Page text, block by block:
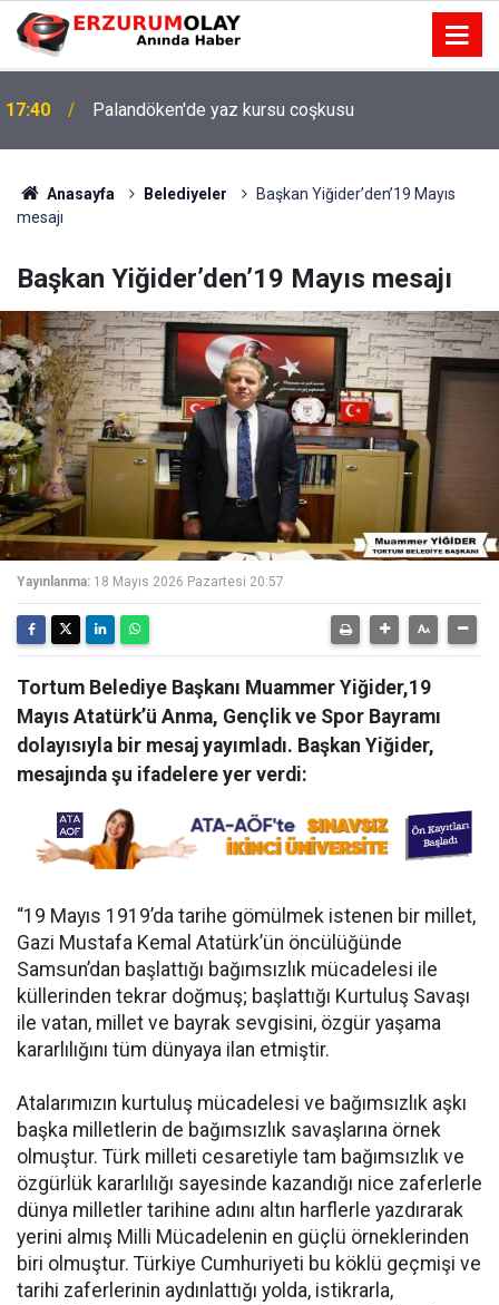
17:40 Palandöken'de yaz kursu coşkusu
Anasayfa Belediyeler
Başkan Yiğider’den’19 Mayıs
mesajı
Başkan Yiğider’den’19 Mayıs mesajı
Yayınlanma: 18 Mayıs 2026 Pazartesi 20:57
Tortum Belediye Başkanı Muammer Yiğider,19
Mayıs Atatürk’ü Anma, Gençlik ve Spor Bayramı
dolayısıyla bir mesaj yayımladı. Başkan Yiğider,
mesajında şu ifadelere yer verdi:
“19 Mayıs 1919’da tarihe gömülmek istenen bir millet,
Gazi Mustafa Kemal Atatürk’ün öncülüğünde
Samsun’dan başlattığı bağımsızlık mücadelesi ile
küllerinden tekrar doğmuş; başlattığı Kurtuluş Savaşı
ile vatan, millet ve bayrak sevgisini, özgür yaşama
kararlılığını tüm dünyaya ilan etmiştir.
Atalarımızın kurtuluş mücadelesi ve bağımsızlık aşkı
başka milletlerin de bağımsızlık savaşlarına örnek
olmuştur. Türk milleti cesaretiyle tam bağımsızlık ve
özgürlük kararlılığı sayesinde kazandığı nice zaferlerle
dünya milletler tarihine adını altın harflerle yazdırarak
yerini almış Milli Mücadelenin en güçlü örneklerinden
biri olmuştur. Türkiye Cumhuriyeti bu köklü geçmişi ve
tarihi zaferlerinin aydınlattığı yolda, istikrarla,